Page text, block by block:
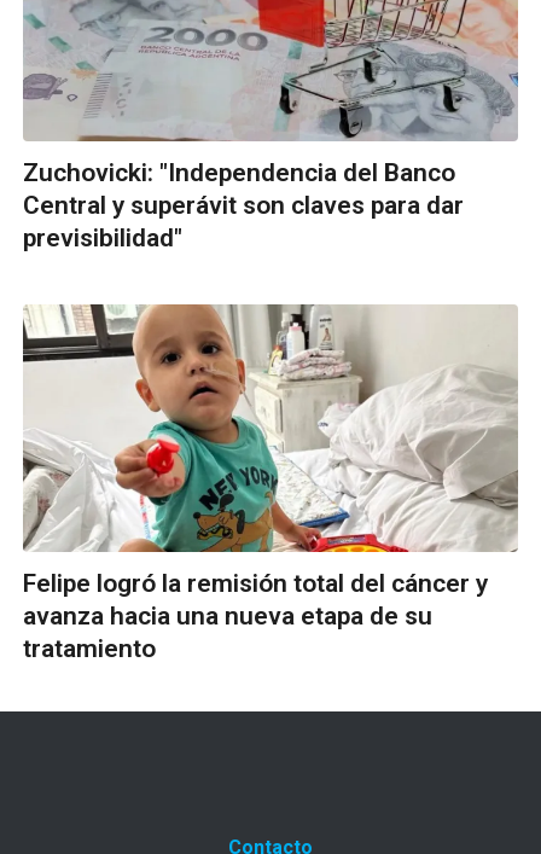
Zuchovicki: "Independencia del Banco
Central y superávit son claves para dar
previsibilidad"
Felipe logró la remisión total del cáncer y
avanza hacia una nueva etapa de su
tratamiento
Contacto